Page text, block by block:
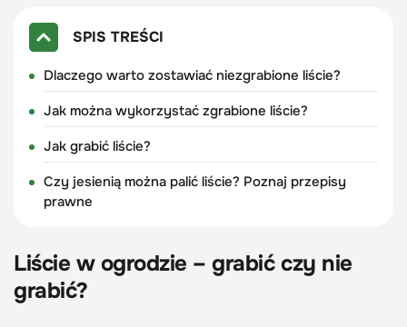
SPIS TREŚCI
Dlaczego warto zostawiać niezgrabione liście?
Jak można wykorzystać zgrabione liście?
Jak grabić liście?
Czy jesienią można palić liście? Poznaj przepisy
prawne
Liście w ogrodzie – grabić czy nie
grabić?